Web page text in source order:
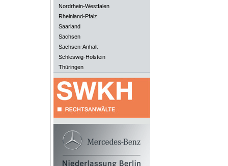
Nordrhein-Westfalen
Rheinland-Pfalz
Saarland
Sachsen
Sachsen-Anhalt
Schleswig-Holstein
Thüringen